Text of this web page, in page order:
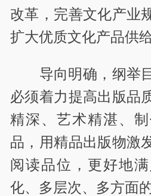
改革，完善文化产业
扩大优质文化产品供给
导向明确，纲举
必须着力提高出版品
精深、艺术精湛、
品，用精品出版物激
阅读品位，更好地
化、多层次、多方面